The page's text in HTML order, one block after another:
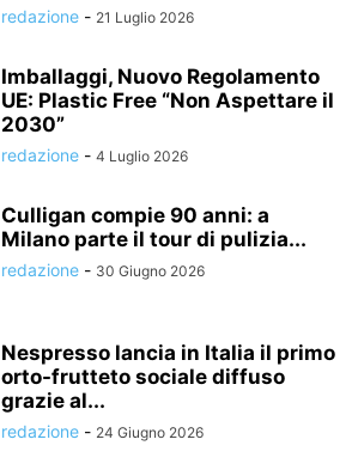
redazione - 21 Luglio 2026
Imballaggi, Nuovo Regolamento
UE: Plastic Free “Non Aspettare il
2030”
redazione - 4 Luglio 2026
Culligan compie 90 anni: a
Milano parte il tour di pulizia...
redazione - 30 Giugno 2026
Nespresso lancia in Italia il primo
orto-frutteto sociale diffuso
grazie al...
redazione - 24 Giugno 2026